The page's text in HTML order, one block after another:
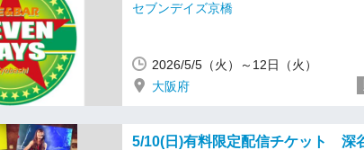
セブンデイズ京橋
2026/5/5（火）～12日（火）
大阪府
5/10(日)有料限定配信チケット 深